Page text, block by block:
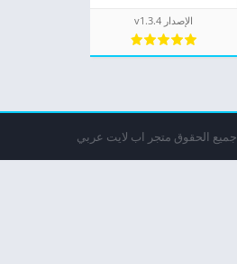
الإصدار v1.3.4
جميع الحقوق متجر اب لايت عربي